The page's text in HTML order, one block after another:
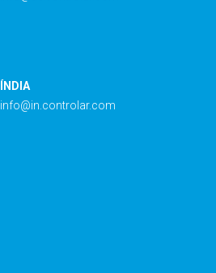
ÍNDIA
info@in.controlar.com